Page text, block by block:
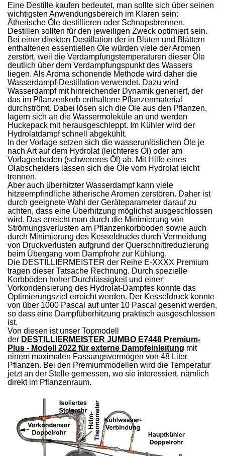
Eine Destille kaufen bedeutet, man sollte sich über seinen
wichtigsten Anwendungsbereich im Klaren sein:
Ätherische Öle destillieren oder Schnapsbrennen.
Destillen sollten für den jeweiligen Zweck optimiert sein.
Bei einer direkten Destillation der in Blüten und Blättern
enthaltenen essentiellen Öle würden viele der Aromen
zerstört, weil die Verdampfungstemperaturen dieser Öle
deutlich über dem Verdampfungspunkt des Wassers
liegen. Als Aroma schonende Methode wird daher die
Wasserdampf-Destillation verwendet. Dazu wird
Wasserdampf mit hinreichender Dynamik generiert, der
das im Pflanzenkorb enthaltene Pflanzenmaterial
durchströmt. Dabei lösen sich die Öle aus den Pflanzen,
lagern sich an die Wassermoleküle an und werden
Huckepack mit herausgeschleppt. Im Kühler wird der
Hydrolatdampf schnell abgekühlt.
In der Vorlage setzen sich die wasserunlöslichen Öle je
nach Art auf dem Hydrolat (leichteres Öl) oder am
Vorlagenboden (schwereres Öl) ab. Mit Hilfe eines
Ölabscheiders lassen sich die Öle vom Hydrolat leicht
trennen.
Aber auch überhitzter Wasserdampf kann viele
hitzeempfindliche ätherische Aromen zerstören. Daher ist
durch geeignete Wahl der Geräteparameter darauf zu
achten, dass eine Überhitzung möglichst ausgeschlossen
wird. Das erreicht man durch die Minimierung von
Strömungsverlusten am Pflanzenkorbboden sowie auch
durch Minimierung des Kesseldrucks durch Vermeidung
von Druckverlusten aufgrund der Querschnittreduzierung
beim Übergang vom Dampfrohr zur Kühlung.
Die DESTILLIERMEISTER der Reihe E-XXXX Premium
tragen dieser Tatsache Rechnung. Durch spezielle
Korbböden hoher Durchlässigkeit und einer
Vorkondensierung des Hydrolat-Dampfes konnte das
Optimierungsziel erreicht werden. Der Kesseldruck konnte
von über 1000 Pascal auf unter 10 Pascal gesenkt werden,
so dass eine Dampfüberhitzung praktisch ausgeschlossen
ist.
Von diesen ist unser Topmodell
der DESTILLIERMEISTER JUMBO E7448 Premium-
Plus - Modell 2022 für externe Dampfeinleitung mit
einem maximalen Fassungsvermögen von 48 Liter
Pflanzen. Bei den Premiummodellen wird die Temperatur
jetzt an der Stelle gemessen, wo sie interessiert, nämlich
direkt im Pflanzenraum.